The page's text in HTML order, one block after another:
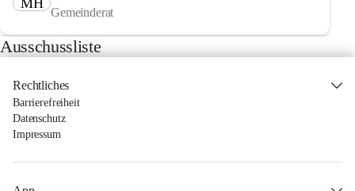
MH
Gemeinderat
Ausschussliste
Rechtliches
Barrierefreiheit
Datenschutz
Impressum